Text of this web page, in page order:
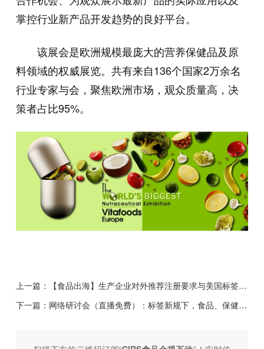
掌控行业新产品开发趋势的良好平台。
该展会是欧洲规模最庞大的营养保健品及原
料领域的权威展览。共有来自136个国家2万余名
行业专家与会，聚焦欧洲市场，观众质量高，决
策者占比95%。
上一篇：
【食品出海】生产企业对外推荐注册要求与美国标签合规解读（4月25日）
下一篇： 网络研讨会（直播免费）：标签新规下，食品、保健食品标签将面临哪些重大变化？（4月11日）